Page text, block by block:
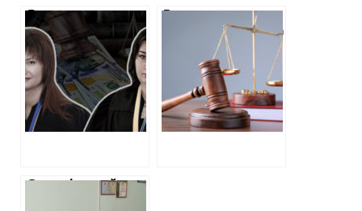
За лаштунками
вироку:
подробиці справи
голови
Харківського
окружного
адмінсуду
Панченко та судді
Вироки
псевдоволонтерам
у Харкові та
області: махінації
з гуманітаркою та
привласнення
коштів на
допомогу ЗСУ
Став відомий